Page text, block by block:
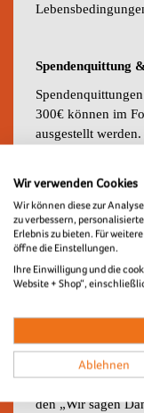
Spendenquittung
300€ können im
ausgestellt
Unterhalb des
Finanzbehörden
Nachweispflicht
Exklusiv für
Als Charity-Starter
für Menschen bei
Boreda, Äthiopien.
den „Wir sagen
Wir verwenden Cookies
Wir können diese zur
zu verbessern,
Erlebnis zu bieten. Für
öffne die Einstellungen.
Ihre Einwilligung und die
Website + Shop“,
Ablehnen